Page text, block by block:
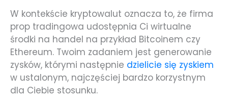
W kontekście kryptowalut oznacza to, że firma
prop tradingowa udostępnia Ci wirtualne
środki na handel na przykład Bitcoinem czy
Ethereum. Twoim zadaniem jest generowanie
zysków, którymi następnie dzielicie się zyskiem
w ustalonym, najczęściej bardzo korzystnym
dla Ciebie stosunku.